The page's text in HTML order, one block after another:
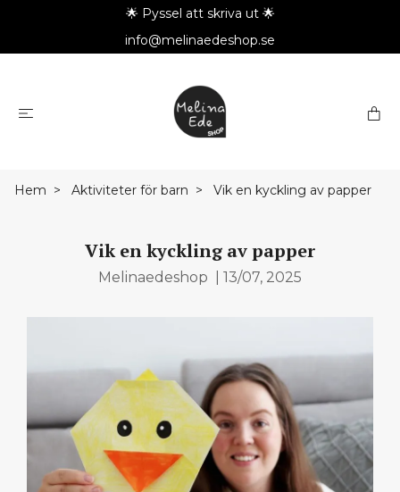
🌟 Pyssel att skriva ut 🌟
info@melinaedeshop.se
Hem Aktiviteter för barn Vik en kyckling av papper
Vik en kyckling av papper
Melinaedeshop 13/07, 2025